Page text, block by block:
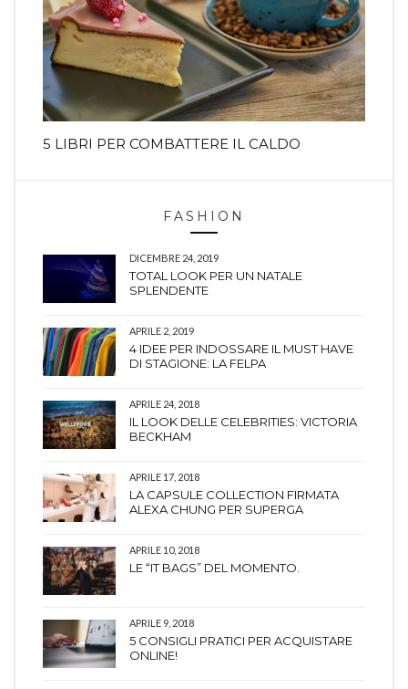
5 LIBRI PER COMBATTERE IL CALDO
FASHION
DICEMBRE 24, 2019
TOTAL LOOK PER UN NATALE
SPLENDENTE
APRILE 2, 2019
4 IDEE PER INDOSSARE IL MUST HAVE
DI STAGIONE: LA FELPA
APRILE 24, 2018
IL LOOK DELLE CELEBRITIES: VICTORIA
BECKHAM
APRILE 17, 2018
LA CAPSULE COLLECTION FIRMATA
ALEXA CHUNG PER SUPERGA
APRILE 10, 2018
LE “IT BAGS” DEL MOMENTO.
APRILE 9, 2018
5 CONSIGLI PRATICI PER ACQUISTARE
ONLINE!